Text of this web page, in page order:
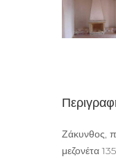
Ζάκυνθος,
μεζονέτα